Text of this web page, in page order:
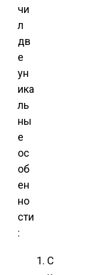
чи
л
дв
е
ун
ика
ль
ны
е
ос
об
ен
но
сти
:
С